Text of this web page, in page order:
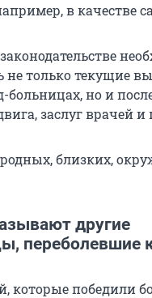
в качестве
не только текущие
больницах, но и
заслуг врачей и
родных, близких,
другие
переболевшие
которые победили